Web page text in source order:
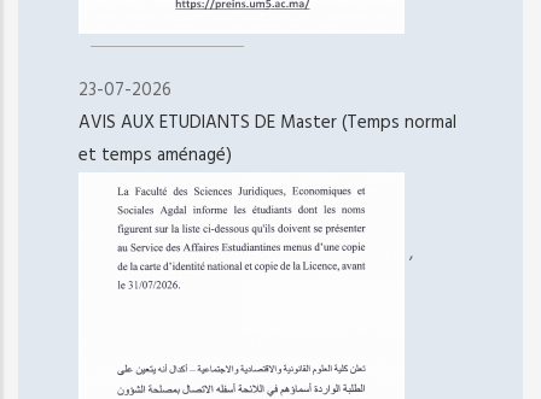
23-07-2026
AVIS AUX ETUDIANTS DE Master (Temps normal
et temps aménagé)
,